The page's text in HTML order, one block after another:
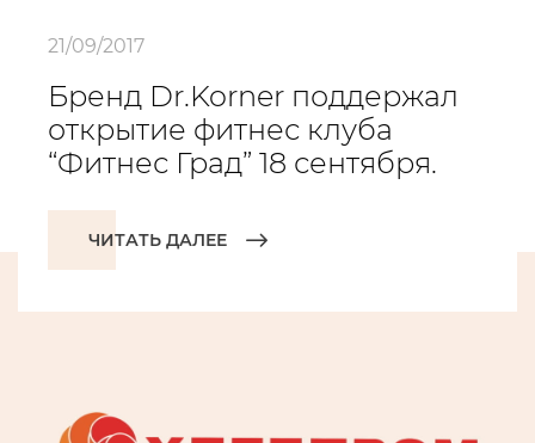
21/09/2017
Бренд Dr.Korner поддержал
открытие фитнес клуба
“Фитнес Град” 18 сентября.
ЧИТАТЬ ДАЛЕЕ